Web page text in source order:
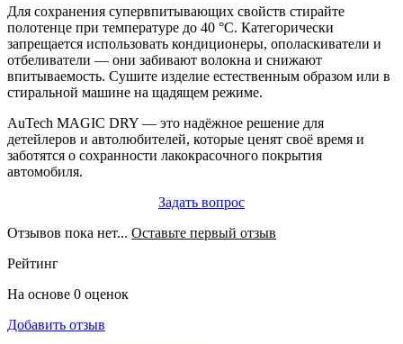
Для сохранения супервпитывающих свойств стирайте
полотенце при температуре до 40 °C. Категорически
запрещается использовать кондиционеры, ополаскиватели и
отбеливатели — они забивают волокна и снижают
впитываемость. Сушите изделие естественным образом или в
стиральной машине на щадящем режиме.
AuTech MAGIC DRY — это надёжное решение для
детейлеров и автолюбителей, которые ценят своё время и
заботятся о сохранности лакокрасочного покрытия
автомобиля.
Задать вопрос
Отзывов пока нет... Оставьте первый отзыв
Рейтинг
На основе 0 оценок
Добавить отзыв